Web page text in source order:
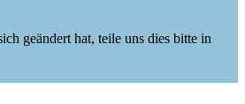
geändert hat, teile uns dies bitte in